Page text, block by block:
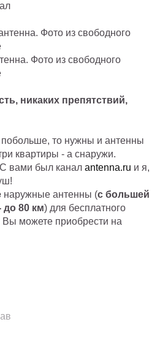
Фото из свободного
никаких препятствий,
побольше, то нужны и антенны
квартиры - а снаружи.
С вами был канал antenna.ru и я,
наружные антенны (с большей
80 км) для бесплатного
можете приобрести на